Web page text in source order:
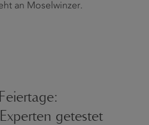
an Moselwinzer.
getestet